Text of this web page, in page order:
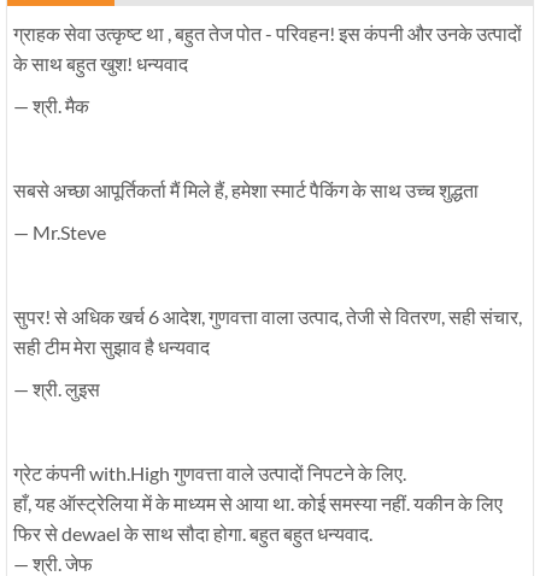
ग्राहक सेवा उत्कृष्ट था , बहुत तेज पोत - परिवहन! इस कंपनी और उनके उत्पादों
के साथ बहुत खुश! धन्यवाद
— श्री. मैक
सबसे अच्छा आपूर्तिकर्ता मैं मिले हैं, हमेशा स्मार्ट पैकिंग के साथ उच्च शुद्धता
— Mr.Steve
सुपर! से अधिक खर्च 6 आदेश, गुणवत्ता वाला उत्पाद, तेजी से वितरण, सही संचार,
सही टीम मेरा सुझाव है धन्यवाद
— श्री. लुइस
ग्रेट कंपनी with.High गुणवत्ता वाले उत्पादों निपटने के लिए.
हाँ, यह ऑस्ट्रेलिया में के माध्यम से आया था. कोई समस्या नहीं. यकीन के लिए
फिर से dewael के साथ सौदा होगा. बहुत बहुत धन्यवाद.
— श्री. जेफ